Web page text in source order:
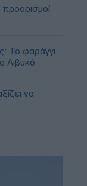
Το φαράγγι
Λιβυκό
να